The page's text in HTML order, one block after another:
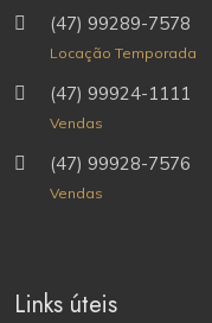
(47) 99289-7578
Locação Temporada
(47) 99924-1111
Vendas
(47) 99928-7576
Vendas
Links úteis